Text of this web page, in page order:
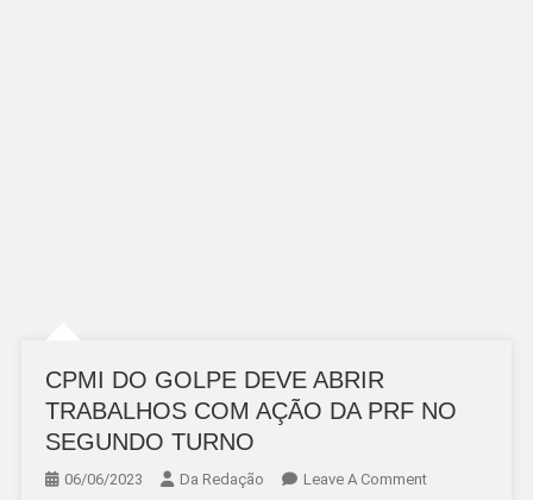
CPMI DO GOLPE DEVE ABRIR
TRABALHOS COM AÇÃO DA PRF NO
SEGUNDO TURNO
06/06/2023 Da Redação Leave A CommentOn